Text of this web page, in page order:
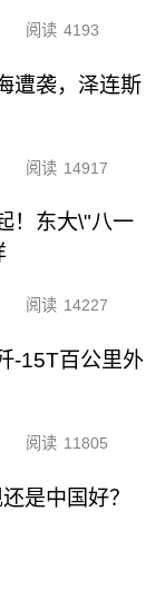
阅读 4193
遭袭，泽连斯
阅读 14917
！东大\"八一
阅读 14227
-15T百公里外
阅读 11805
是中国好？